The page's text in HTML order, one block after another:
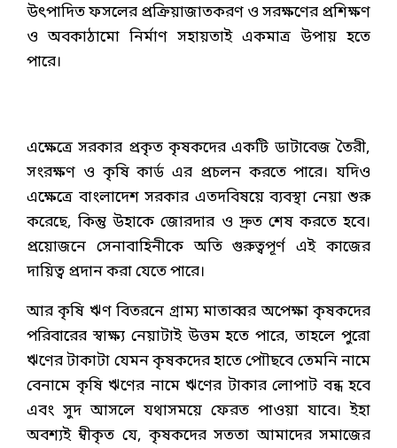
উৎপাদিত ফসলের প্রক্রিয়াজাতকরণ ও সরক্ষণের প্রশিক্ষণ
ও অবকাঠামো নির্মাণ সহায়তাই একমাত্র উপায় হতে
পারে।
এক্ষেত্রে সরকার প্রকৃত কৃষকদের একটি ডাটাবেজ তৈরী,
সংরক্ষণ ও কৃষি কার্ড এর প্রচলন করতে পারে। যদিও
এক্ষেত্রে বাংলাদেশ সরকার এতদবিষয়ে ব্যবস্থা নেয়া শুরু
করেছে, কিন্তু উহাকে জোরদার ও দ্রুত শেষ করতে হবে।
প্রয়োজনে সেনাবাহিনীকে অতি গুরুত্বপূর্ণ এই কাজের
দায়িত্ব প্রদান করা যেতে পারে।
আর কৃষি ঋণ বিতরনে গ্রাম্য মাতাব্বর অপেক্ষা কৃষকদের
পরিবারের স্বাক্ষ্য নেয়াটাই উত্তম হতে পারে, তাহলে পুরো
ঋণের টাকাটা যেমন কৃষকদের হাতে পোৗছবে তেমনি নামে
বেনামে কৃষি ঋণের নামে ঋণের টাকার লোপাট বন্ধ হবে
এবং সুদ আসলে যথাসময়ে ফেরত পাওয়া যাবে। ইহা
অবশ্যই ম্বীকৃত যে, কৃষকদের সততা আমাদের সমাজের